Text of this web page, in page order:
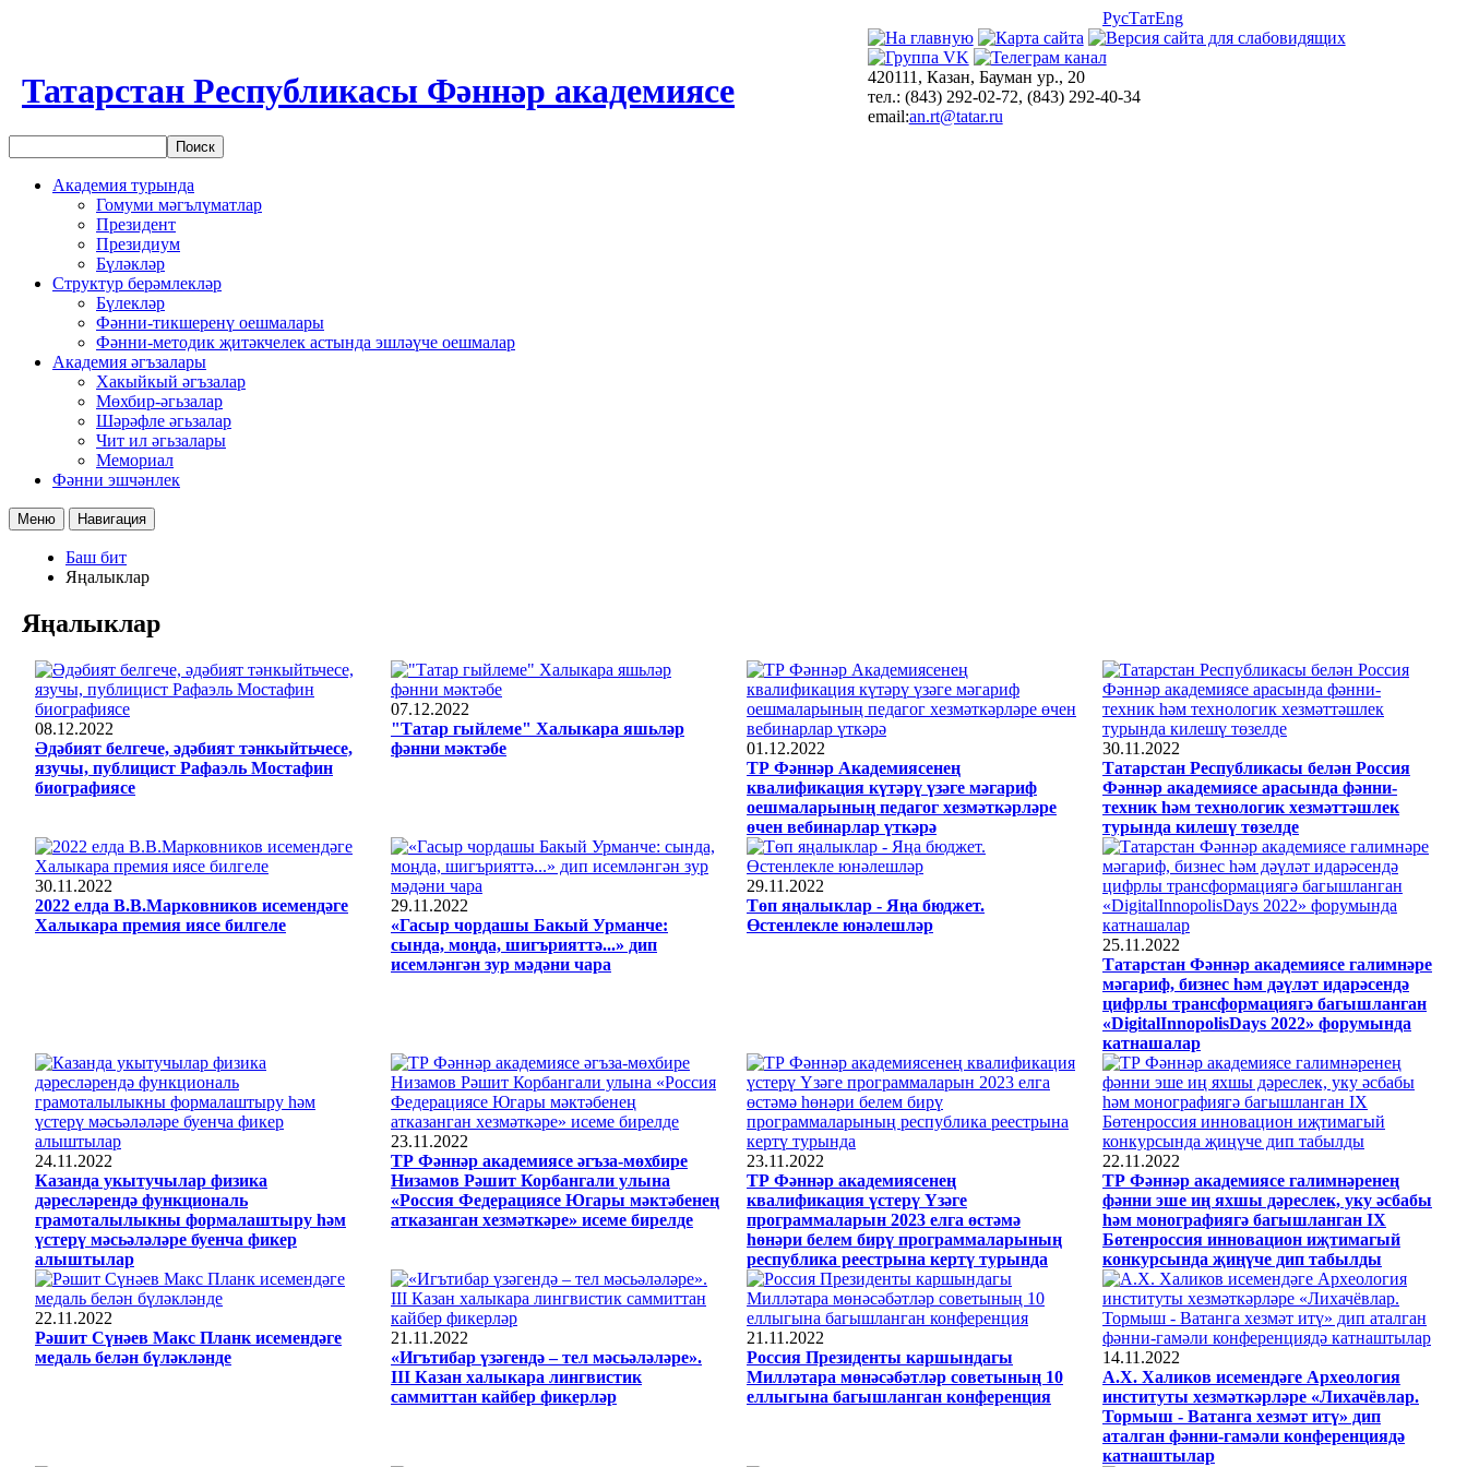
РусТатEng
Татарстан Республикасы Фәннәр академиясе
420111, Казан, Бауман ур., 20
тел.: (843) 292-02-72, (843) 292-40-34
email:an.rt@tatar.ru
Академия турында
Гомуми мәгълүматлар
Президент
Президиум
Бүләкләр
Структур берәмлекләр
Бүлекләр
Фәнни-тикшеренү оешмалары
Фәнни-методик җитәкчелек астында эшләүче оешмалар
Академия әгъзалары
Хакыйкый әгъзалар
Мөхбир-әгьзалар
Шәрәфле әгьзалар
Чит ил әгьзалары
Мемориал
Фәнни эшчәнлек
Меню Навигация
Баш бит
Яңалыклар
Яңалыклар
08.12.2022
Әдәбият белгече, әдәбият тәнкыйтьчесе,
язучы, публицист Рафаэль Мостафин
биографиясе
07.12.2022
"Татар гыйлеме" Халыкара яшьләр
фәнни мәктәбе
01.12.2022
ТР Фәннәр Академиясенең
квалификация күтәрү үзәге мәгариф
оешмаларының педагог хезмәткәрләре
өчен вебинарлар үткәрә
30.11.2022
Татарстан Республикасы белән Россия
Фәннәр академиясе арасында фәнни-
техник һәм технологик хезмәттәшлек
турында килешү төзелде
30.11.2022
2022 елда В.В.Марковников исемендәге
Халыкара премия иясе билгеле
29.11.2022
«Гасыр чордашы Бакый Урманче:
сында, моңда, шигърияттә...» дип
исемләнгән зур мәдәни чара
29.11.2022
Төп яңалыклар - Яңа бюджет.
Өстенлекле юнәлешләр
25.11.2022
Татарстан Фәннәр академиясе галимнәре
мәгариф, бизнес һәм дәүләт идарәсендә
цифрлы трансформациягә багышланган
«DigitalInnopolisDays 2022» форумында
катнашалар
24.11.2022
Казанда укытучылар физика
дәресләрендә функциональ
грамоталылыкны формалаштыру һәм
үстерү мәсьәләләре буенча фикер
алыштылар
23.11.2022
ТР Фәннәр академиясе әгъза-мөхбире
Низамов Рәшит Корбангали улына
«Россия Федерациясе Югары мәктәбенең
атказанган хезмәткәре» исеме бирелде
23.11.2022
ТР Фәннәр академиясенең
квалификация үстерү Үзәге
программаларын 2023 елга өстәмә
һөнәри белем бирү программаларының
республика реестрына кертү турында
22.11.2022
ТР Фәннәр академиясе галимнәренең
фәнни эше иң яхшы дәреслек, уку әсбабы
һәм монографиягә багышланган IX
Бөтенроссия инновацион иҗтимагый
конкурсында җиңүче дип табылды
22.11.2022
Рәшит Сүнәев Макс Планк исемендәге
медаль белән бүләкләнде
21.11.2022
«Игътибар үзәгендә – тел мәсьәләләре».
III Казан халыкара лингвистик
саммиттан кайбер фикерләр
21.11.2022
Россия Президенты каршындагы
Милләтара мөнәсәбәтләр советының 10
еллыгына багышланган конференция
14.11.2022
А.Х. Халиков исемендәге Археология
институты хезмәткәрләре «Лихачёвлар.
Тормыш - Ватанга хезмәт итү» дип
аталган фәнни-гамәли конференциядә
катнаштылар